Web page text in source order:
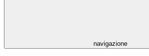
navigazione